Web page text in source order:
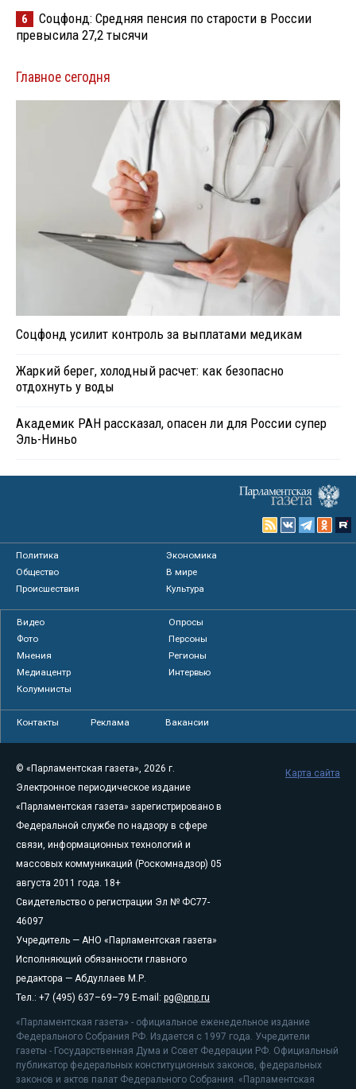
6
Соцфонд: Средняя пенсия по старости в России
превысила 27,2 тысячи
Главное сегодня
Соцфонд усилит контроль за выплатами медикам
Жаркий берег, холодный расчет: как безопасно
отдохнуть у воды
Академик РАН рассказал, опасен ли для России супер
Эль-Ниньо
Политика
Экономика
Общество
В мире
Происшествия
Культура
Видео
Опросы
Фото
Персоны
Мнения
Регионы
Медиацентр
Интервью
Колумнисты
Контакты Реклама Вакансии
© «Парламентская газета», 2026 г.
Электронное периодическое издание
«Парламентская газета» зарегистрировано в
Федеральной службе по надзору в сфере
связи, информационных технологий и
массовых коммуникаций (Роскомнадзор) 05
августа 2011 года. 18+
Свидетельство о регистрации Эл № ФС77-
46097
Учредитель — АНО «Парламентская газета»
Исполняющий обязанности главного
редактора — Абдуллаев М.Р.
Тел.: +7 (495) 637–69–79 E-mail: pg@pnp.ru
«Парламентская газета» - официальное еженедельное издание
Федерального Собрания РФ. Издается с 1997 года. Учредители
газеты - Государственная Дума и Совет Федерации РФ. Официальный
публикатор федеральных конституционных законов, федеральных
законов и актов палат Федерального Собрания. «Парламентская
Карта сайта